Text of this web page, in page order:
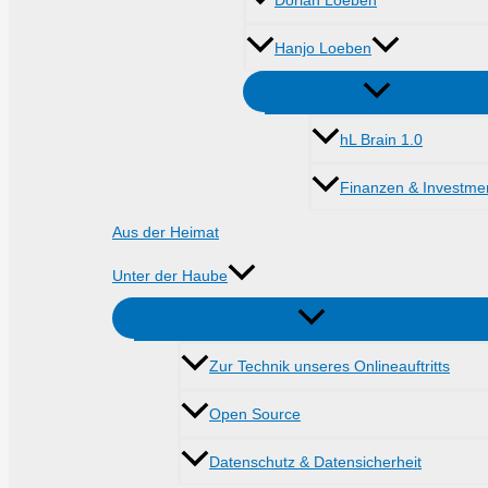
Hanjo Loeben
hL Brain 1.0
Finanzen &
Aus der Heimat
Unter der Haube
Zur Technik unseres Onlineauftritts
Open Source
Datenschutz & Datensicherheit